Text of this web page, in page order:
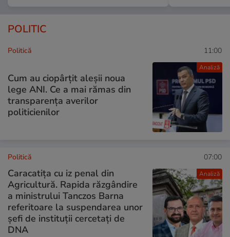
POLITIC
Analiză
Politică 11:00
Cum au ciopârțit aleșii noua
lege ANI. Ce a mai rămas din
transparența averilor
politicienilor
Analiză
Politică 07:00
Caracatița cu iz penal din
Agricultură. Rapida răzgândire
a ministrului Tanczos Barna
referitoare la suspendarea unor
șefi de instituții cercetați de
DNA